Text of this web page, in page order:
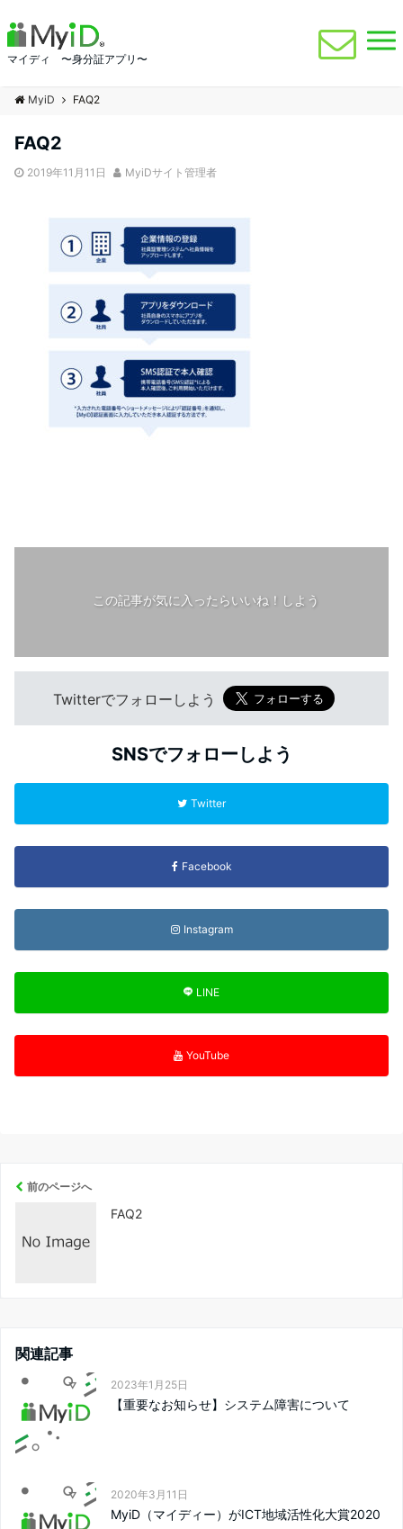
マイディ 〜身分証アプリ〜
MyiD FAQ2
FAQ2
2019年11月11日 MyiDサイト管理者
この記事が気に入ったらいいね！しよう
Twitterでフォローしよう
SNSでフォローしよう
Twitter
Facebook
Instagram
LINE
YouTube
前のページへ
FAQ2
関連記事
2023年1月25日
【重要なお知らせ】システム障害について
2020年3月11日
MyiD（マイディー）がICT地域活性化大賞2020